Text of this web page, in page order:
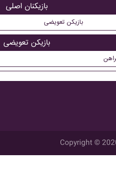
بازیکنان اصلی
بازیکن تعویضی
بازیکن تعویضی
Copyright ©